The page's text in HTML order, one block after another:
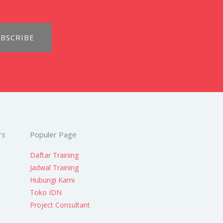
Populer Page
Daftar Training
Jadwal Training
Hubungi Kami
Toko IDN
Project Consultant